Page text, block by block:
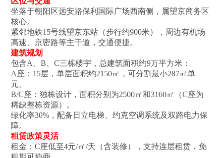
坐落于朝阳区远安路保利国际广场西南侧，属望京商务区
核心‌。
紧邻地铁15号线望京东站（步行约900米）‌，周边有机场
高速、京密路等主干道，交通便捷‌。
建筑规划‌
包含‌A、B、C三栋楼宇‌，总建筑面积约9万平方米‌：
A座‌：15层，单层面积约2150㎡，可分割最小287㎡单
元‌。
B/C座‌：独栋设计，面积分别为2500㎡和3160㎡（C座为
稀缺整栋资源）‌。
绿化率30%，配备日立电梯、约克空调系统及双路电力保
障‌。
租赁政策灵活‌
租金‌：C座低至4元/㎡/天（含装修），支持连层租赁，免